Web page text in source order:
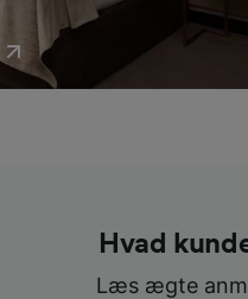
Hvad
Læs ægte